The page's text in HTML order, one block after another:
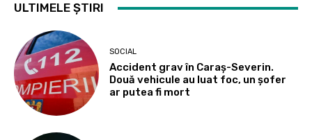
ULTIMELE ȘTIRI
SOCIAL
Accident grav în Caraș-Severin.
Două vehicule au luat foc, un șofer
ar putea fi mort